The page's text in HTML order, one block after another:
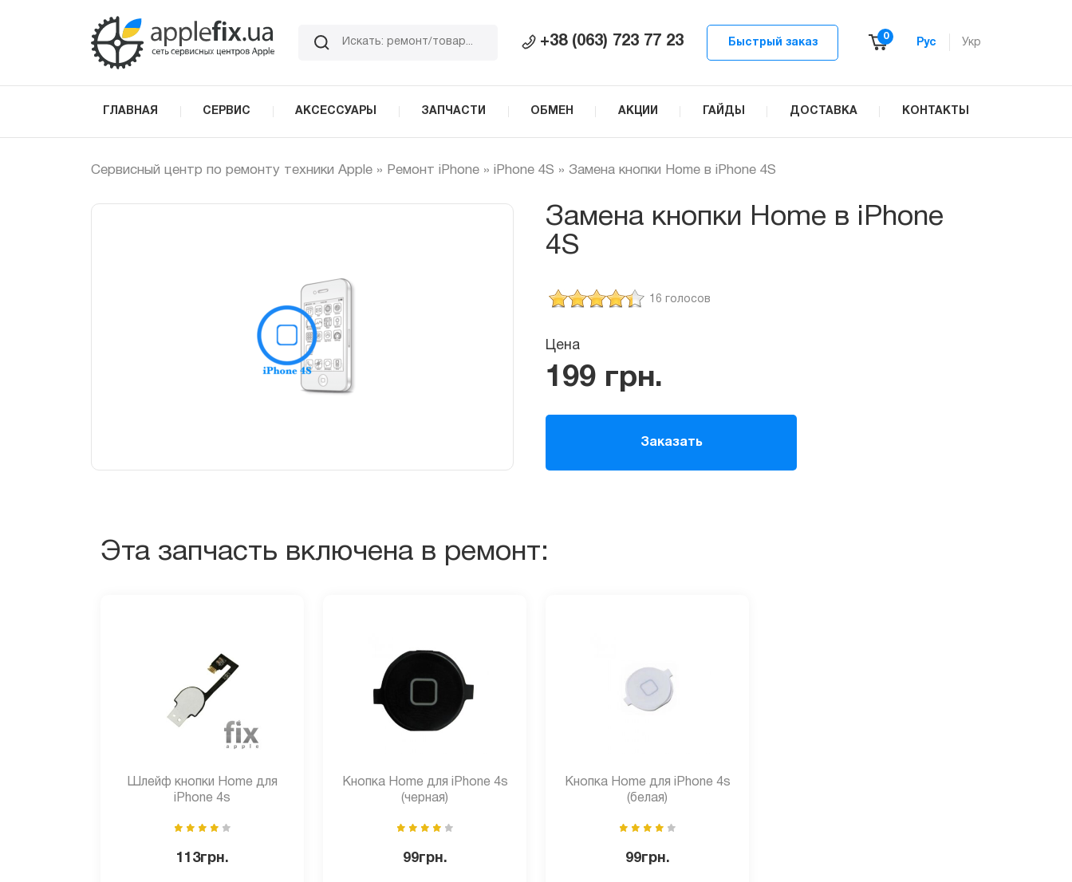
+38 (063) 723 77 23 Быстрый заказ
0
Рус Укр
ГЛАВНАЯ СЕРВИС АКСЕССУАРЫ ЗАПЧАСТИ ОБМЕН АКЦИИ ГАЙДЫ ДОСТАВКА КОНТАКТЫ
Сервисный центр по ремонту техники Apple » Ремонт iPhone » iPhone 4S » Замена кнопки Home в iPhone 4S
Замена кнопки Home в iPhone
4S
16 голосов
Цена
199грн.
Заказать
Эта запчасть включена в ремонт:
Шлейф кнопки Home для
iPhone 4s
113грн.
Кнопка Home для iPhone 4s
(черная)
99грн.
Кнопка Home для iPhone 4s
(белая)
99грн.